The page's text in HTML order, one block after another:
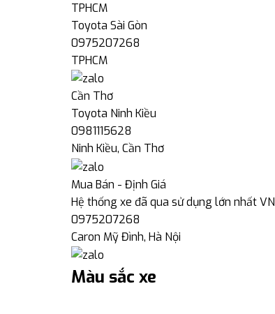
TPHCM
Toyota Sài Gòn
0975207268
TPHCM
Cần Thơ
Toyota Ninh Kiều
0981115628
Ninh Kiều, Cần Thơ
Mua Bán - Định Giá
Hệ thống xe đã qua sử dụng lớn nhất VN
0975207268
Caron Mỹ Đình, Hà Nội
Màu sắc xe